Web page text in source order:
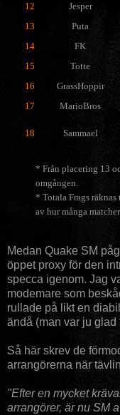
12
Jesper
13
Puta
14
FK
15
Totte
16
GrassHoppir
17
MarioBros
18 Sammael
* Från placering 13
omgången.
* Totala Frags
av hur många
Medan Quake SM
öppet proxy för den
specca igenom. Jag
modemare som
rullade på likt en
ändå (man var ju glad
Så här skrev de
arrangörerna när
"Efter en mycket
arrangörer, är nu SM